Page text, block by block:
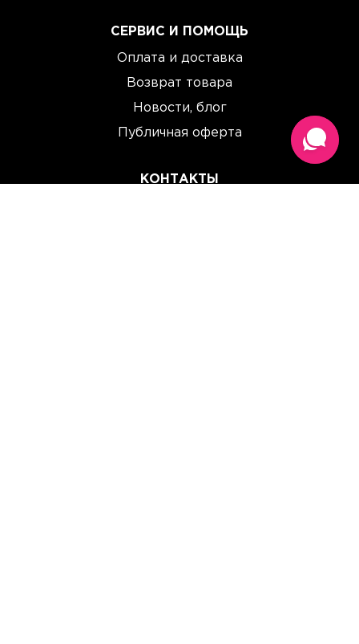
СЕРВИС И ПОМОЩЬ
Оплата и доставка
Возврат товара
Новости, блог
Публичная оферта
КОНТАКТЫ